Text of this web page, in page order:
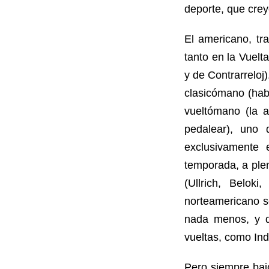
deporte, que
El americano,
tanto en la
y de
clasicómano
vueltómano (la
pedalear), uno
temporada, a
(Ullrich,
norteamericano
nada menos, y
vueltas, como